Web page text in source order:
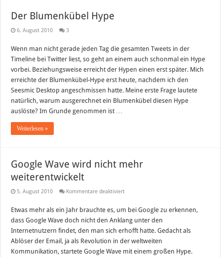
Der Blumenkübel Hype
6. August 2010 3
Wenn man nicht gerade jeden Tag die gesamten Tweets in der
Timeline bei Twitter liest, so geht an einem auch schonmal ein Hype
vorbei. Beziehungsweise erreicht der Hypen einen erst später. Mich
erreichte der Blumenkübel-Hype erst heute, nachdem ich den
Seesmic Desktop angeschmissen hatte. Meine erste Frage lautete
natürlich, warum ausgerechnet ein Blumenkübel diesen Hype
auslöste? Im Grunde genommen ist …
Weiterlesen »
Google Wave wird nicht mehr
weiterentwickelt
5. August 2010 Kommentare deaktiviertfür
wird
mehr
weiterentwickelt
Etwas mehr als ein Jahr brauchte es, um bei Google zu erkennen,
dass Google Wave doch nicht den Anklang unter den
Internetnutzern findet, den man sich erhofft hatte. Gedacht als
Ablöser der Email, ja als Revolution in der weltweiten
Kommunikation, startete Google Wave mit einem großen Hype.